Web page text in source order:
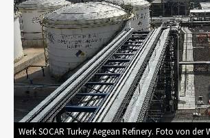
Werk SOCAR Turkey Aegean Refinery. Foto von der